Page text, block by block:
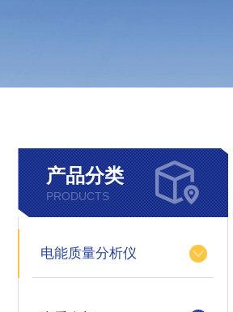
产品分类
PRODUCTS
电能质量分析仪